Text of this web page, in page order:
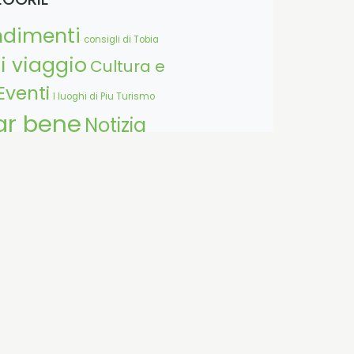
consigli di Tobia
viaggio Cultura e
I luoghi di Piu Turismo
bene Notizia